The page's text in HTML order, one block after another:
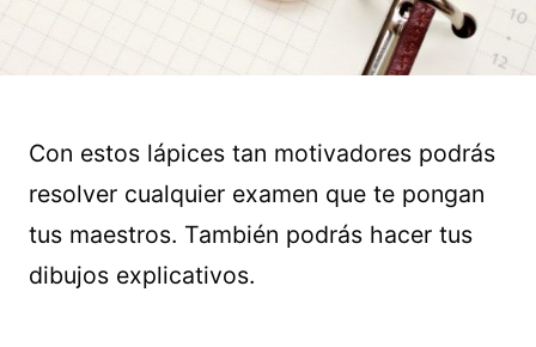
Con estos lápices tan motivadores podrás
resolver cualquier examen que te pongan
tus maestros. También podrás hacer tus
dibujos explicativos.